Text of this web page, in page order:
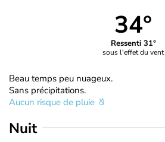
34°
Ressenti 31°
sous l'effet du vent
Beau temps peu nuageux.
Sans précipitations.
Aucun risque de pluie
Nuit